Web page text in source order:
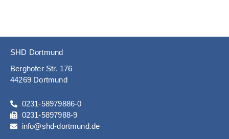
SHD Dortmund
Berghofer Str. 176
44269 Dortmund
0231-58979886-0
0231-5897988-9
info@shd-dortmund.de